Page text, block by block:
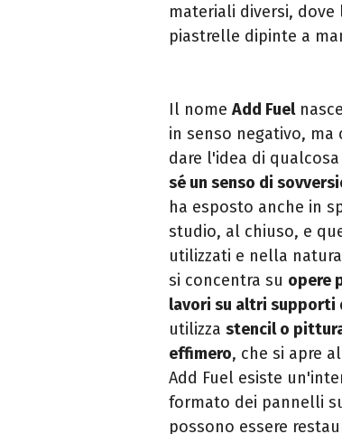
materiali diversi, dove
piastrelle dipinte a
Il nome Add Fuel
in senso negativo, ma
dare l'idea di
sé un senso di
ha esposto anche in
studio, al chiuso, e
utilizzati e nella
si concentra su opere
lavori su altri supporti
utilizza stencil o
effimero, che si apre
Add Fuel esiste
formato dei pannelli
possono essere